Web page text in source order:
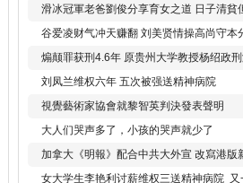
滑冰冠軍老爸劉俊分享育女之道 日子清貧
谷爱凌财气冲天赚翻 刘美贤情操高尚守本
煽颠罪获刑4.6年 原贵州大学教授杨绍政
刘凤兰维权六年 五次被强送精神病院
視覺藝術家協會就黎智英判決發表聲明
大人们哭声多了，小孩的哭声就少了
加拿大《明報》配合中共大外宣 改寫港版
女大学生李艳利讨薪维权三送精神病院 又